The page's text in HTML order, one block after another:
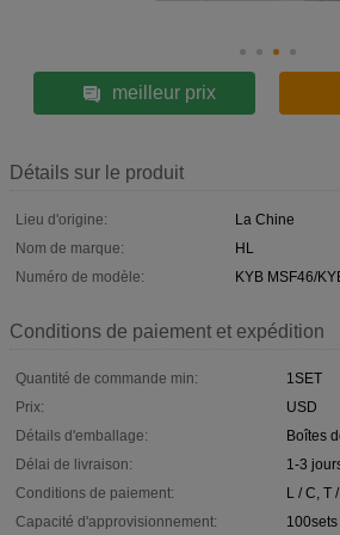
meilleur prix
Détails sur le produit
Lieu d'origine:
La Chine
Nom de marque:
HL
Numéro de modèle:
KYB MSF46/
Conditions de paiement et expédition
Quantité de commande min:
1SET
Prix:
USD
Détails d'emballage:
Boîtes
Délai de livraison:
1-3
Conditions de paiement:
L / C, T
Capacité d'approvisionnement: